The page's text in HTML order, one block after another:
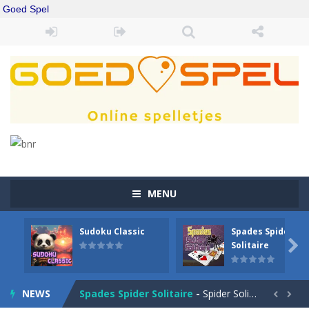
Goed Spel
MENU
Sudoku Classic
Spades Spider
Solitaire

NEWS
Drift Boss-Drift through challenging tracks in Drift Boss, where precision and timing are key. With a simple one-button control, conquer...
Classic Sudoku Game. Click on a cell to enter a number. You can enter numbers from 1..9. Every number can only occur once...
Spades Spider Solitaire - Spider Solitaire game with 1 Spades. Make sequences of cards from King to Ace to remove them from the game. You can move...  